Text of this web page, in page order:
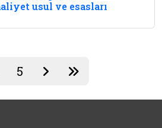
usul ve esasları
5